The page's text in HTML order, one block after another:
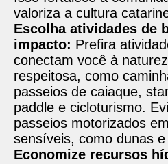
valoriza a cultura
Escolha atividades de
impacto: Prefira
conectam você à
respeitosa, como
passeios de caiaque,
paddle e cicloturismo.
passeios motorizados
sensíveis, como dunas
Economize recursos